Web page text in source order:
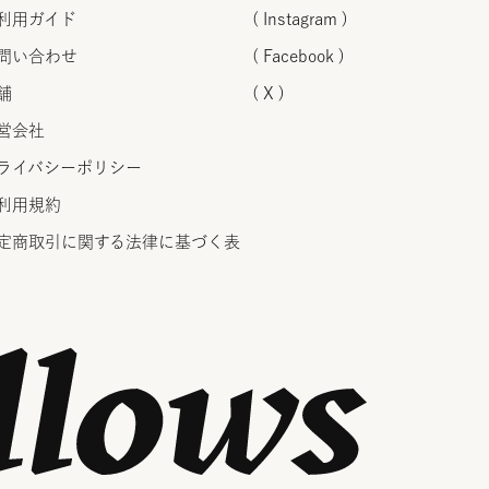
用ガイド
い合わせ
会社
イバシーポリシー
用規約
商取引に関する法律に基づく表
( Instagram )
( Facebook )
( X )